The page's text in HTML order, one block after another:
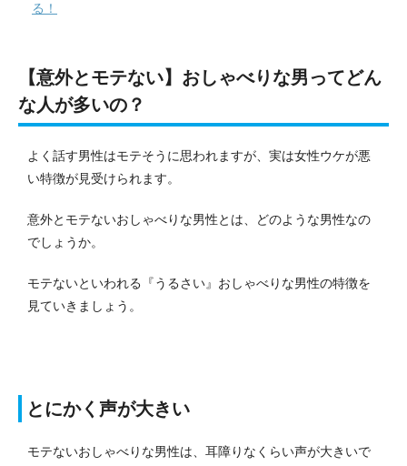
る！
【意外とモテない】おしゃべりな男ってどん
な人が多いの？
よく話す男性はモテそうに思われますが、実は女性ウケが悪
い特徴が見受けられます。
意外とモテないおしゃべりな男性とは、どのような男性なの
でしょうか。
モテないといわれる『うるさい』おしゃべりな男性の特徴を
見ていきましょう。
とにかく声が大きい
モテないおしゃべりな男性は、耳障りなくらい声が大きいで